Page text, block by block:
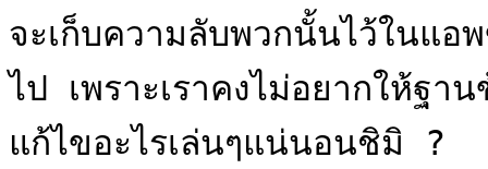
จะเก็บความลับพวกนั้นไว้ในแอ
ไป เพราะเราคงไม่อยากให้ฐา
แก้ไขอะไรเล่นๆแน่นอนชิมิ ?